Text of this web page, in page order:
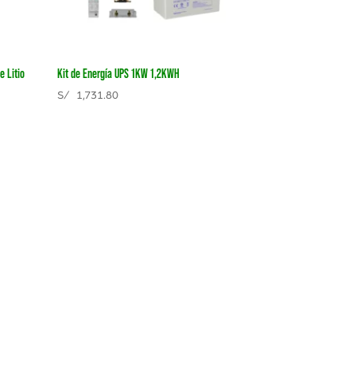
Litio Kit de Energía UPS 1KW 1,2KWH
S/ 1,731.80